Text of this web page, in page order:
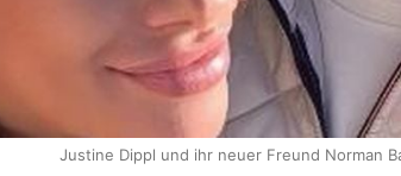
Justine Dippl und ihr neuer Freund Norman